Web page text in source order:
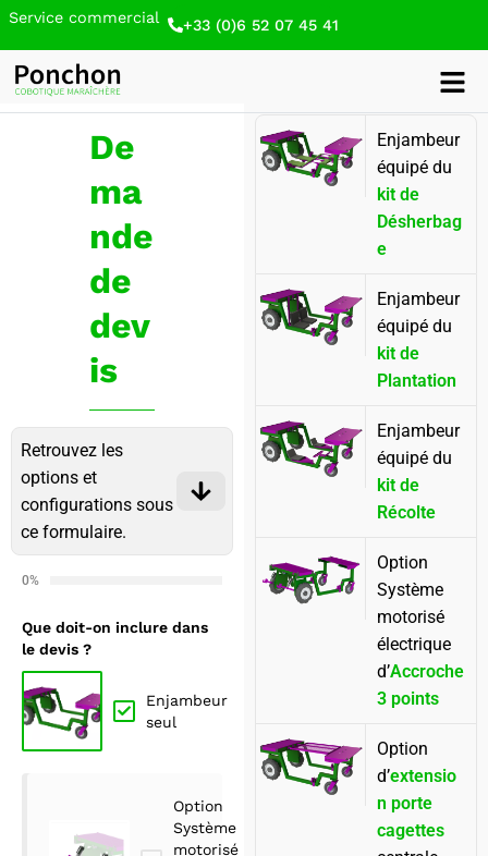
Service commercial +33 (0)6 52 07 45 41
De
ma
nde
de
dev
is
Retrouvez les
options et
configurations sous
ce formulaire.
0%
Que doit-on inclure dans
le devis ?
Enjambeur
seul
Option
Système
motorisé
Enjambeur
équipé du
kit de
Désherbag
e​
Enjambeur
équipé du
kit de
Plantation​
Enjambeur
équipé du
kit de
Récolte​
Option
Système
motorisé
électrique
d’Accroche
3 points
Option
d’extensio
n porte
cagettes